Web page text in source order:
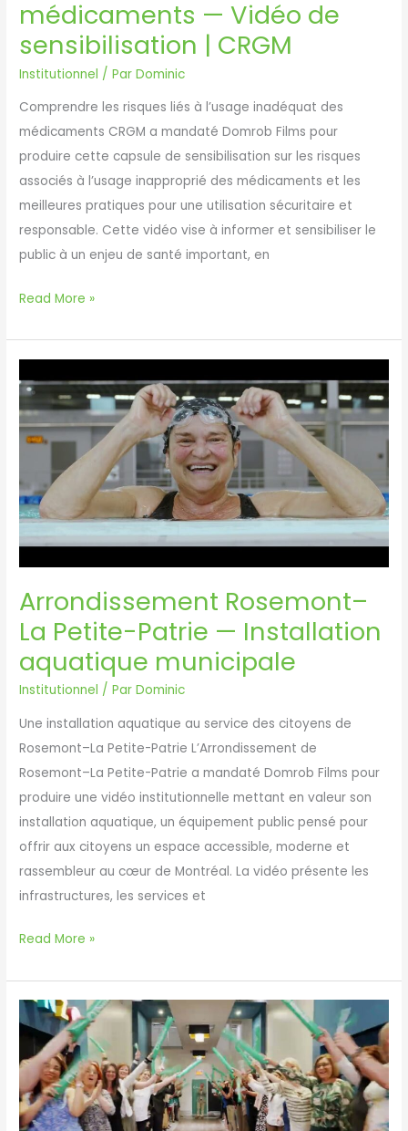
médicaments — Vidéo de
sensibilisation | CRGM
Institutionnel / ParDominic
Comprendre les risques liés à l’usage inadéquat des
médicaments CRGM a mandaté Domrob Films pour
produire cette capsule de sensibilisation sur les risques
associés à l’usage inapproprié des médicaments et les
meilleures pratiques pour une utilisation sécuritaire et
responsable. Cette vidéo vise à informer et sensibiliser le
public à un enjeu de santé important, en
Usage
—
Vidéo
de
sensibilisation
|
CRGM
Read More »
Arrondissement Rosemont–
La Petite-Patrie — Installation
aquatique municipale
Institutionnel / ParDominic
Une installation aquatique au service des citoyens de
Rosemont–La Petite-Patrie L’Arrondissement de
Rosemont–La Petite-Patrie a mandaté Domrob Films pour
produire une vidéo institutionnelle mettant en valeur son
installation aquatique, un équipement public pensé pour
offrir aux citoyens un espace accessible, moderne et
rassembleur au cœur de Montréal. La vidéo présente les
infrastructures, les services et
Arrondissement
Petite-
Patrie
—
Installation
aquatique
Read More »